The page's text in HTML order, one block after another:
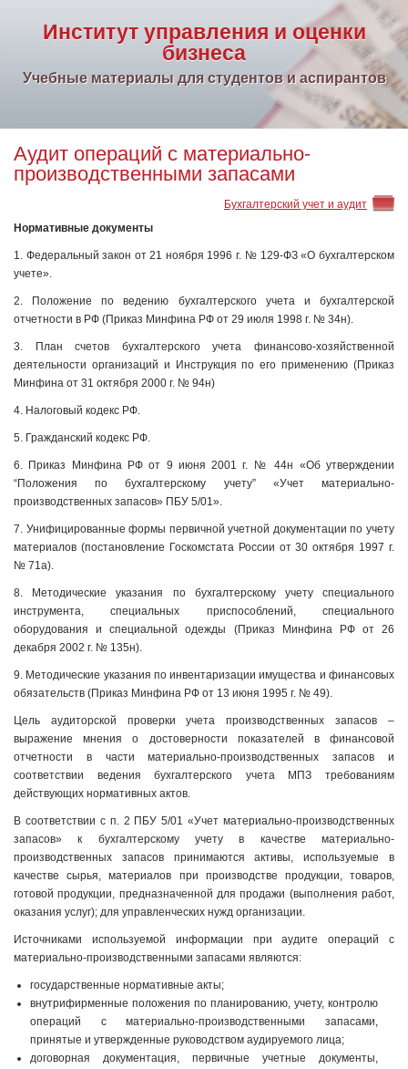
Институт управления и оценки
бизнеса
Учебные материалы для студентов и аспирантов
Аудит операций с материально-
производственными запасами
Бухгалтерский учет и аудит
Нормативные документы
1. Федеральный закон от 21 ноября 1996 г. № 129-ФЗ «О бухгалтерском
учете».
2. Положение по ведению бухгалтерского учета и бухгалтерской
отчетности в РФ (Приказ Минфина РФ от 29 июля 1998 г. № 34н).
3. План счетов бухгалтерского учета финансово-хозяйст­венной
деятельности организаций и Инструкция по его применению (Приказ
Минфина от 31 октября 2000 г. № 94н)
4. Налоговый кодекс РФ.
5. Гражданский кодекс РФ.
6. Приказ Минфина РФ от 9 июня 2001 г. № 44н «Об утверждении
“Положения по бухгалтерскому учету” «Учет материально-
производственных запасов» ПБУ 5/01».
7. Унифицированные формы первичной учетной документации по учету
материалов (постановление Госкомстата России от 30 октября 1997 г.
№ 71а).
8. Методические указания по бухгалтерскому учету специального
инструмента, специальных приспособлений, специального
оборудования и специальной одежды (Приказ Минфина РФ от 26
декабря 2002 г. № 135н).
9. Методические указания по инвентаризации имущества и финансовых
обязательств (Приказ Минфина РФ от 13 июня 1995 г. № 49).
Цель аудиторской проверки учета производственных запасов –
выражение мнения о достоверности показателей в финансовой
отчетности в части материально-производственных запасов и
соответствии ведения бухгалтерского учета МПЗ требованиям
действующих нормативных актов.
В соответствии с п. 2 ПБУ 5/01 «Учет материально-производственных
запасов» к бухгалтерскому учету в качестве материально-
производственных запасов принимаются активы, используемые в
качестве сырья, материалов при производстве продукции, товаров,
готовой продукции, предназначенной для продажи (выполнения работ,
оказания услуг); для управленческих нужд организации.
Источниками используемой информации при аудите операций с
материально-производственными запасами являются:
государственные нормативные акты;
внутрифирменные положения по планированию, учету, контролю
операций с материально-производственными запасами,
принятые и утвержденные руководством аудируемого лица;
договорная документация, первичные учетные документы,